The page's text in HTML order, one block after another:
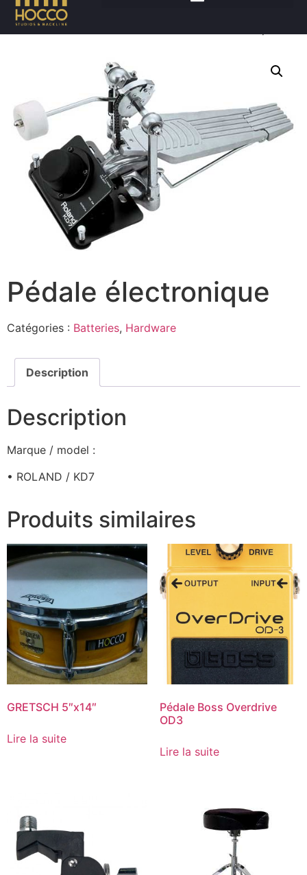
Accueil/Batteries
Pédale électronique
Catégories : Batteries, Hardware
Description
Description
Marque / model :
• ROLAND / KD7
Produits similaires
GRETSCH 5″x14″
Lire la suite
Pédale Boss Overdrive
OD3
Lire la suite